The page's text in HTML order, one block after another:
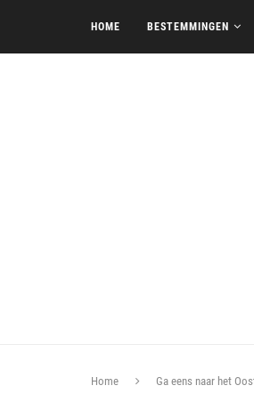
HOME BESTEMMINGEN
Home Ga eens naar het